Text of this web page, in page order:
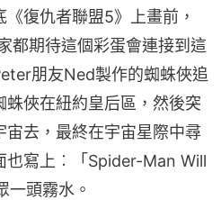
復仇者聯盟5》上畫前，
都期待這個彩蛋會連接到這
朋友Ned製作的蜘蛛俠追
俠在紐約皇后區，然後突
去，最終在宇宙星際中尋
也寫上︰「Spider-Man Will
一頭霧水。